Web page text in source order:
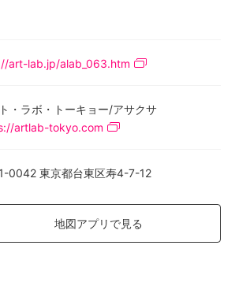
art-lab.jp/alab_063.htm
・ラボ・トーキョー/アサクサ
artlab-tokyo.com
0042 東京都台東区寿4-7-12
地図アプリで見る